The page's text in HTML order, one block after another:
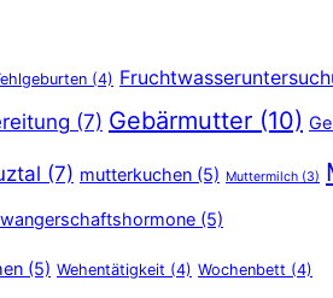
(4)
(7) Gebärmutter (10)
(7) mutterkuchen (5) Muttermilch (3)
(5)
(5) Wehentätigkeit (4) Wochenbett (4)